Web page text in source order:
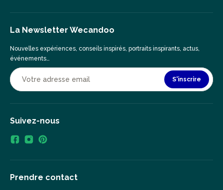
La Newsletter Wecandoo
Nouvelles expériences, conseils inspirés, portraits inspirants, actus,
événements…
S'inscrire
Suivez-nous
Prendre contact